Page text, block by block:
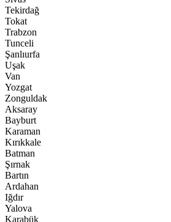
Tekirdağ
Tokat
Trabzon
Tunceli
Şanlıurfa
Uşak
Van
Yozgat
Zonguldak
Aksaray
Bayburt
Karaman
Kırıkkale
Batman
Şırnak
Bartın
Ardahan
Iğdır
Yalova
Karabük